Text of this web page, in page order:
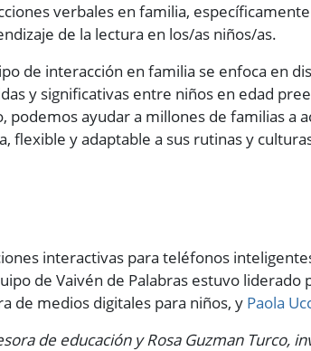
verbales en familia,
de la lectura en los/as niños/as.
de interacción en familia se enfoca en
y significativas entre niños en edad
podemos ayudar a millones de familias a
flexible y adaptable a sus rutinas y
interactivas para teléfonos
de Vaivén de Palabras estuvo
de medios digitales para niños, y Paola
de educación y Rosa Guzman Turco,